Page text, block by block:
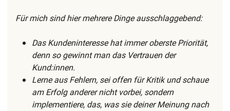
Für mich sind hier mehrere Dinge ausschlaggebend:
Das Kundeninteresse hat immer oberste Priorität,
denn so gewinnt man das Vertrauen der
Kund:innen.
Lerne aus Fehlern, sei offen für Kritik und schaue
am Erfolg anderer nicht vorbei, sondern
implementiere, das, was sie deiner Meinung nach